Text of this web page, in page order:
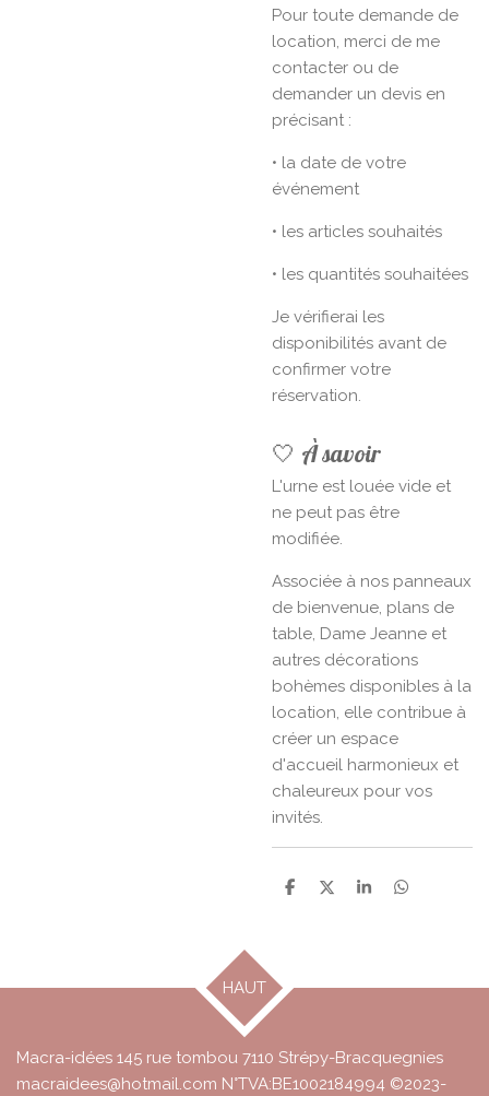
Pour toute demande de
location, merci de me
contacter ou de
demander un devis en
précisant :
• la date de votre
événement
• les articles souhaités
• les quantités souhaitées
Je vérifierai les
disponibilités avant de
confirmer votre
réservation.
🤍 À savoir
L'urne est louée vide et
ne peut pas être
modifiée.
Associée à nos panneaux
de bienvenue, plans de
table, Dame Jeanne et
autres décorations
bohèmes disponibles à la
location, elle contribue à
créer un espace
d'accueil harmonieux et
chaleureux pour vos
invités.
P
e
P
e
P
e
P
e
HAUT
Macra-idées 145 rue tombou 7110 Strépy-Bracquegnies
macraidees@hotmail.com N°TVA:BE1002184994 ©2023-